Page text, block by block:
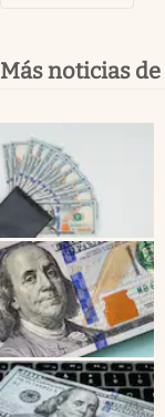
Más noticias de